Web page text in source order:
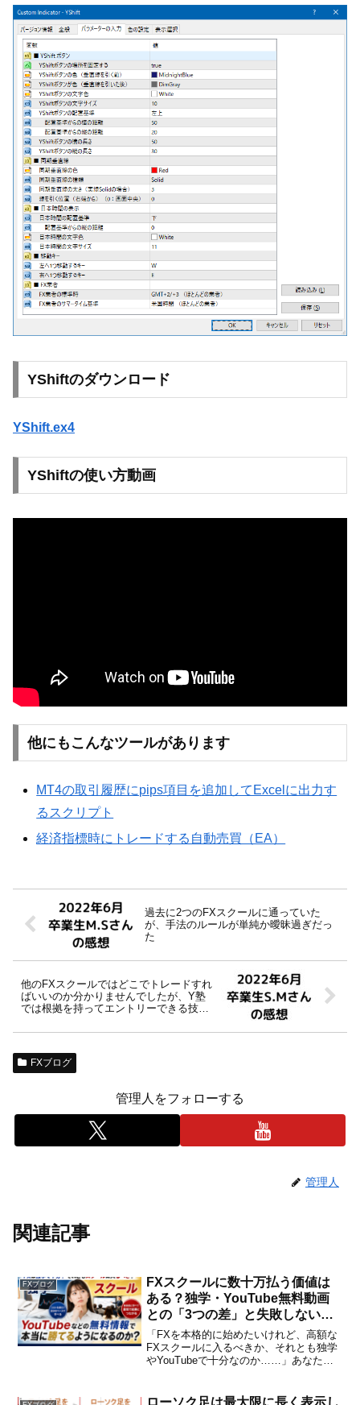
YShiftのダウンロード
YShift.ex4
YShiftの使い方動画
他にもこんなツールがあります
MT4の取引履歴にpips項目を追加してExcelに出力す
るスクリプト
経済指標時にトレードする自動売買（EA）
過去に2つのFXスクールに通っていた
が、手法のルールが単純か曖昧過ぎだっ
た
他のFXスクールではどこでトレードすれ
ばいいのか分かりませんでしたが、Y塾
では根拠を持ってエントリーできる技術
FXブログ
管理人をフォローする
管理人
関連記事
FXブログ
FXスクールに数十万払う価値は
ある？独学・YouTube無料動画
との「3つの差」と失敗しない選
び方
「FXを本格的に始めたいけれど、高額な
FXスクールに入るべきか、それとも独学
やYouTubeで十分なのか……」あなたも
「YouTubeの無料動画だけで勝てるよう